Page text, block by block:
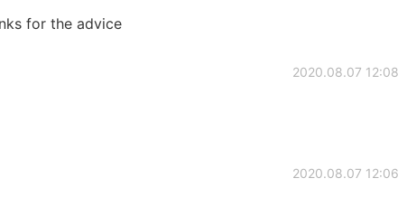
for the advice
2020.08.07 12:08
2020.08.07 12:06